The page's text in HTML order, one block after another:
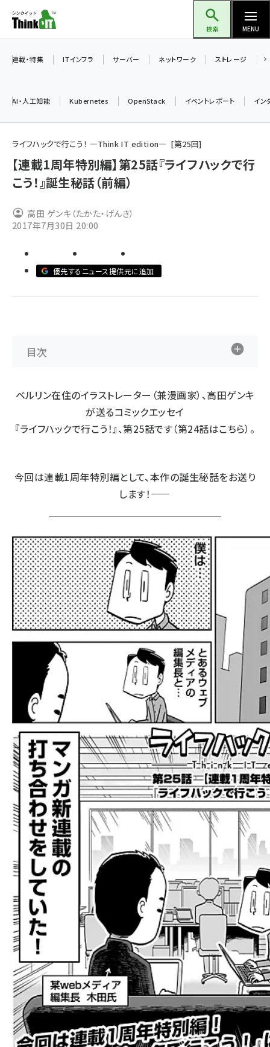
ン
ツ
検索 MENU
加藤銘のチーム貢献～仲間と築いた勝利の絆～ (2287)
iot女子会 (2243)
drupal (1921)
ai crunch (1336)
連載・特集 ITインフラ サーバー ネットワーク ストレージ
AI・人工知能 Kubernetes OpenStack イベントレポート イン
ライフハックで行こう！ ―Think IT edition― 第25回
【連載1周年特別編】第25話『ライフハックで行
こう！』誕生秘話（前編）
高田 ゲンキ（たかた・げんき）
2017年7月30日 20:00
優先するニュース提供元に追加
目次
ベルリン在住のイラストレーター（兼漫画家）、高田ゲンキ
が送るコミックエッセイ
『ライフハックで行こう！』、第25話です（第24話はこちら）。
今回は連載1周年特別編として、本作の誕生秘話をお送り
します！――